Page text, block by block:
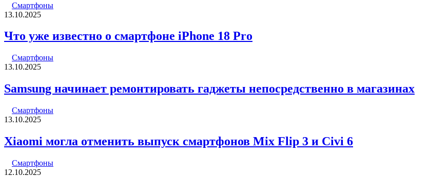
Смартфоны
13.10.2025
Что уже известно о смартфоне iPhone 18 Pro
Смартфоны
13.10.2025
Samsung начинает ремонтировать гаджеты непосредственно в магазинах
Смартфоны
13.10.2025
Xiaomi могла отменить выпуск смартфонов Mix Flip 3 и Civi 6
Смартфоны
12.10.2025